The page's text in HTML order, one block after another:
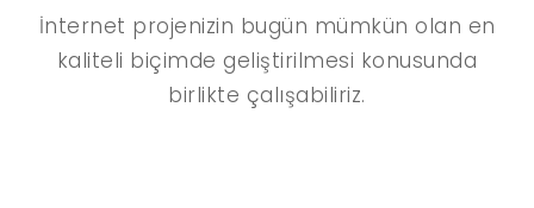
İnternet projenizin bugün mümkün olan en
kaliteli biçimde geliştirilmesi konusunda
birlikte çalışabiliriz.